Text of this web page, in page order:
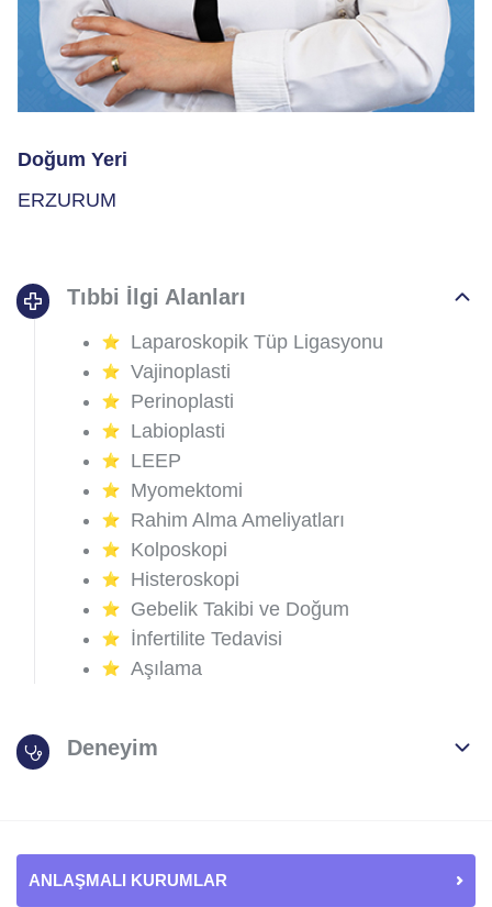
Doğum Yeri
ERZURUM
Tıbbi İlgi Alanları
Laparoskopik Tüp Ligasyonu
Vajinoplasti
Perinoplasti
Labioplasti
LEEP
Myomektomi
Rahim Alma Ameliyatları
Kolposkopi
Histeroskopi
Gebelik Takibi ve Doğum
İnfertilite Tedavisi
Aşılama
Deneyim
ANLAŞMALI KURUMLAR